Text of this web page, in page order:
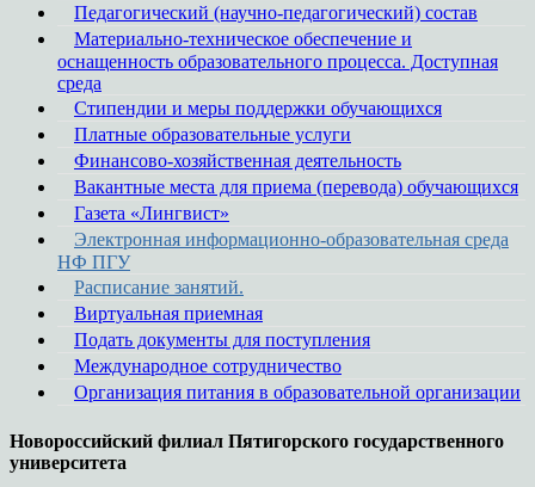
Педагогический (научно-педагогический) состав
Материально-техническое обеспечение и
оснащенность образовательного процесса. Доступная
среда
Стипендии и меры поддержки обучающихся
Платные образовательные услуги
Финансово-хозяйственная деятельность
Вакантные места для приема (перевода) обучающихся
Газета «Лингвист»
Электронная информационно-образовательная среда
НФ ПГУ
Расписание занятий.
Виртуальная приемная
Подать документы для поступления
Международное сотрудничество
Организация питания в образовательной организации
Новороссийский филиал Пятигорского государственного
университета